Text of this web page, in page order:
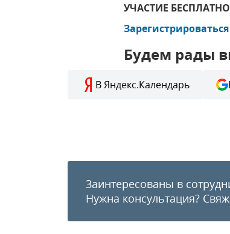
УЧАСТИЕ
Зарегистрироваться
Будем рады
В Яндекс.Календарь
Заинтересованы в
Нужна консультация?